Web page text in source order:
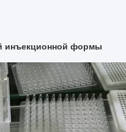
инъекционной формы